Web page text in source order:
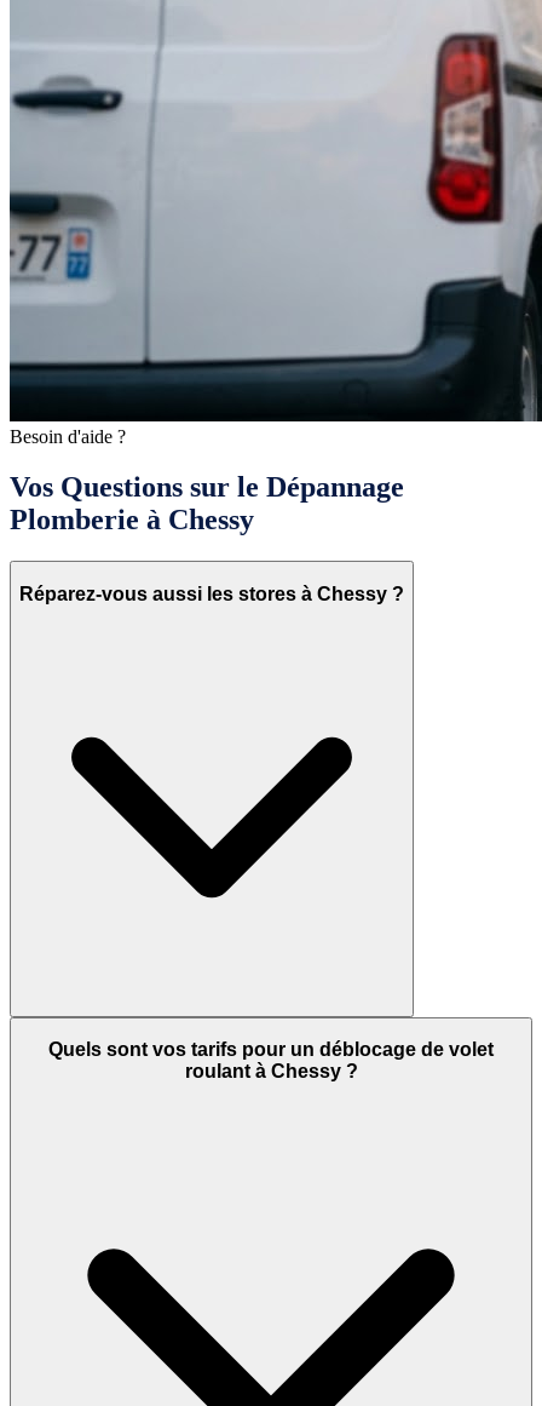
Besoin d'aide ?
Vos Questions sur le Dépannage
Plomberie à Chessy
Réparez-vous aussi les stores à Chessy ?
Quels sont vos tarifs pour un déblocage de volet
roulant à Chessy ?